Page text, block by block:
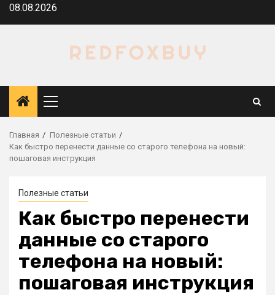
Перейти
08.08.2026
Основное
меню
Главная
Полезные статьи
Как быстро перенести данные со старого телефона на новый:
пошаговая инструкция
Полезные статьи
Как быстро перенести
данные со старого
телефона на новый:
пошаговая инструкция